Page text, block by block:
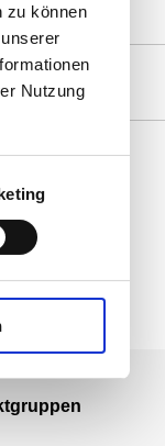
zu können
Nutzung
frische Kräuter